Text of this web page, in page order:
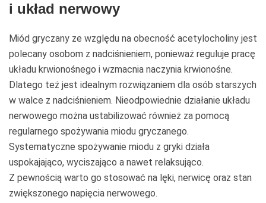
i układ nerwowy
Miód gryczany ze względu na obecność acetylocholiny jest
polecany osobom z nadciśnieniem, ponieważ reguluje pracę
układu krwionośnego i wzmacnia naczynia krwionośne.
Dlatego też jest idealnym rozwiązaniem dla osób starszych
w walce z nadciśnieniem. Nieodpowiednie działanie układu
nerwowego można ustabilizować również za pomocą
regularnego spożywania miodu gryczanego.
Systematyczne spożywanie miodu z gryki działa
uspokajająco, wyciszająco a nawet relaksująco.
Z pewnością warto go stosować na lęki, nerwicę oraz stan
zwiększonego napięcia nerwowego.